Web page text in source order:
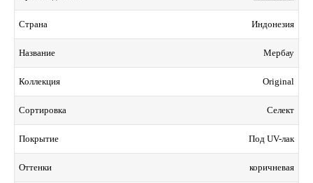
Страна Индонезия
Название Мербау
Коллекция Original
Сортировка Селект
Покрытие Под UV-лак
Оттенки коричневая